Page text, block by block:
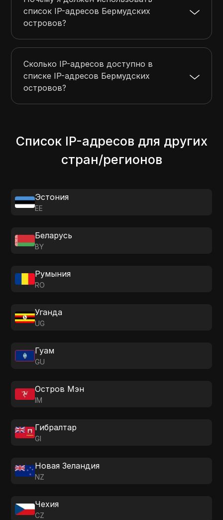
список IP-адресов Бермудских
островов?
Сколько IP-адресов доступно в
списке IP-адресов Бермудских
островов?
Список IP-адресов для других
стран/регионов
Эстония
EE
Беларусь
BY
Румыния
RO
Уганда
UG
Гуам
GU
Остров Мэн
IM
Гибралтар
GI
Новая Зеландия
NZ
Чехия
CZ